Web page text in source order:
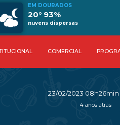
EM DOURADOS
20° 93%
nuvens dispersas
COMERCIAL
23/02/2023 08h26min
4 anos atrás